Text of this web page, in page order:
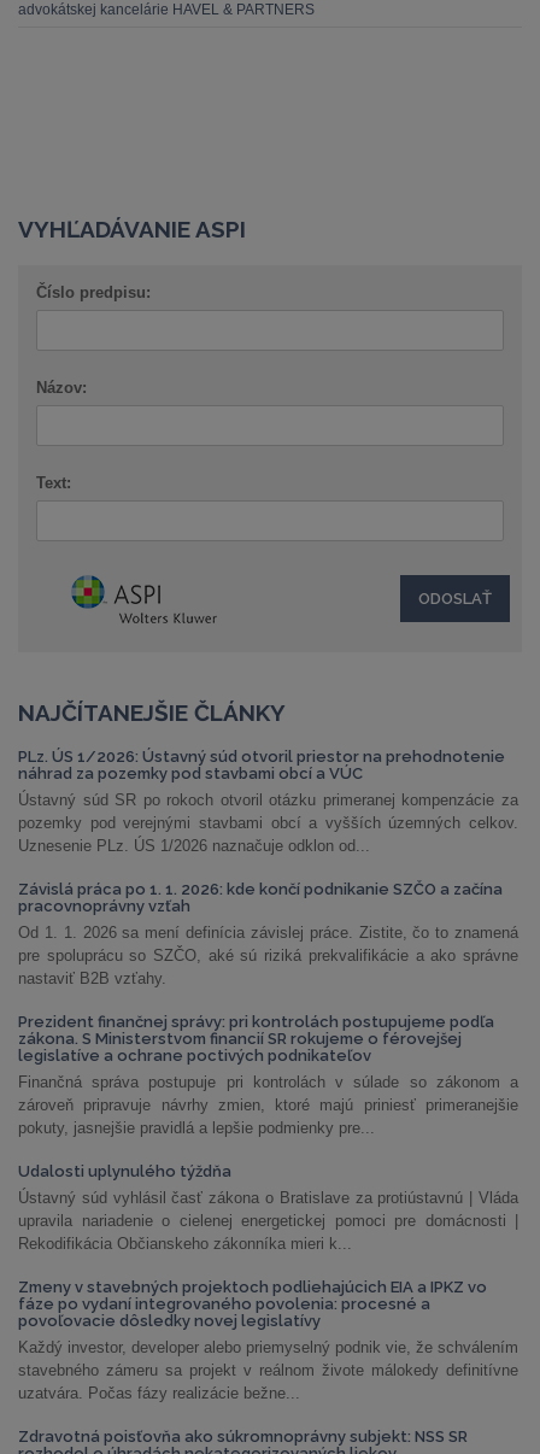
advokátskej kancelárie HAVEL & PARTNERS
VYHĽADÁVANIE ASPI
Číslo predpisu:
Názov:
Text:
NAJČÍTANEJŠIE ČLÁNKY
PLz. ÚS 1/2026: Ústavný súd otvoril priestor na prehodnotenie
náhrad za pozemky pod stavbami obcí a VÚC
Ústavný súd SR po rokoch otvoril otázku primeranej kompenzácie za
pozemky pod verejnými stavbami obcí a vyšších územných celkov.
Uznesenie PLz. ÚS 1/2026 naznačuje odklon od...
Závislá práca po 1. 1. 2026: kde končí podnikanie SZČO a začína
pracovnoprávny vzťah
Od 1. 1. 2026 sa mení definícia závislej práce. Zistite, čo to znamená
pre spoluprácu so SZČO, aké sú riziká prekvalifikácie a ako správne
nastaviť B2B vzťahy.
Prezident finančnej správy: pri kontrolách postupujeme podľa
zákona. S Ministerstvom financií SR rokujeme o férovejšej
legislatíve a ochrane poctivých podnikateľov
Finančná správa postupuje pri kontrolách v súlade so zákonom a
zároveň pripravuje návrhy zmien, ktoré majú priniesť primeranejšie
pokuty, jasnejšie pravidlá a lepšie podmienky pre...
Udalosti uplynulého týždňa
Ústavný súd vyhlásil časť zákona o Bratislave za protiústavnú | Vláda
upravila nariadenie o cielenej energetickej pomoci pre domácnosti |
Rekodifikácia Občianskeho zákonníka mieri k...
Zmeny v stavebných projektoch podliehajúcich EIA a IPKZ vo
fáze po vydaní integrovaného povolenia: procesné a
povoľovacie dôsledky novej legislatívy
Každý investor, developer alebo priemyselný podnik vie, že schválením
stavebného zámeru sa projekt v reálnom živote málokedy definitívne
uzatvára. Počas fázy realizácie bežne...
Zdravotná poisťovňa ako súkromnoprávny subjekt: NSS SR